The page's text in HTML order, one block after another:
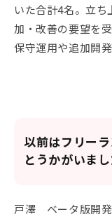
いた合計4名。立
加・改善の要望を
保守運用や追加開
以前はフリー
とうかがいまし
戸澤 ベータ版開発